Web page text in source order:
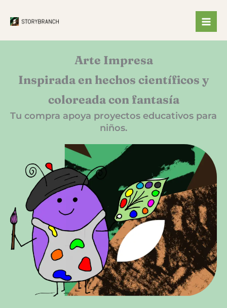
Tu compra apoya proyectos educativos para
niños.
Arte Impresa
Inspirada en hechos científicos y
coloreada con fantasía